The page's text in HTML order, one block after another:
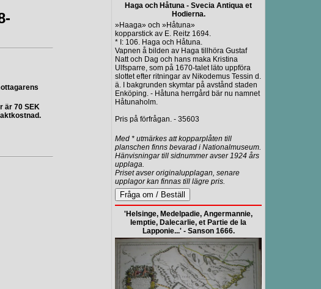
Haga och Håtuna - Svecia Antiqua et
Hodierna.
»Haaga» och »Håtuna»
kopparstick av E. Reitz 1694.
* I: 106. Haga och Håtuna.
Vapnen å bilden av Haga tillhöra Gustaf
Natt och Dag och hans maka Kristina
Ulfsparre, som på 1670-talet läto uppföra
slottet efter ritningar av Nikodemus Tessin d.
ä. I bakgrunden skymtar på avstånd staden
Enköping. - Håtuna herrgård bär nu namnet
Håtunaholm.
Pris på förfrågan. - 35603
Med * utmärkes att kopparplåten till
planschen finns bevarad i Nationalmuseum.
Hänvisningar till sidnummer avser 1924 års
upplaga.
Priset avser originalupplagan, senare
upplagor kan finnas till lägre pris.
'Helsinge, Medelpadie, Angermannie,
Iemptie, Dalecarlie, et Partie de la
Lapponie...' - Sanson 1666.
är 70 SEK